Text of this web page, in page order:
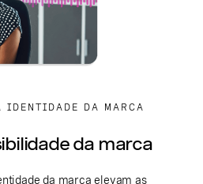
IDENTIDADE DA MARCA
da marca
da marca elevam as